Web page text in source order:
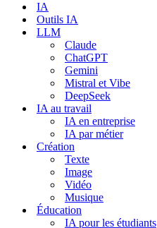
navigation
IA
Outils IA
LLM
Claude
ChatGPT
Gemini
Mistral et Vibe
DeepSeek
IA au travail
IA en entreprise
IA par métier
Création
Texte
Image
Vidéo
Musique
Éducation
IA pour les étudiants